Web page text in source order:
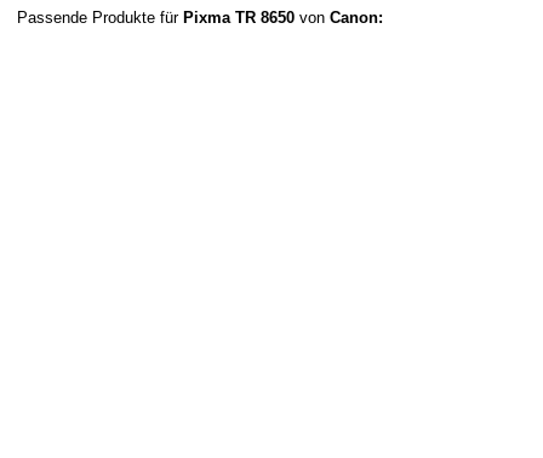
Passende Produkte für Pixma TR 8650 von Canon: